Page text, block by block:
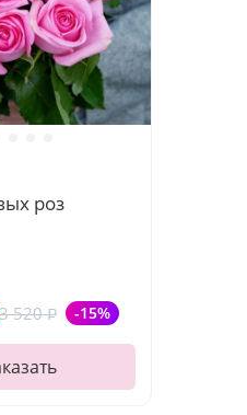
роз
3 520 ₽ -15%